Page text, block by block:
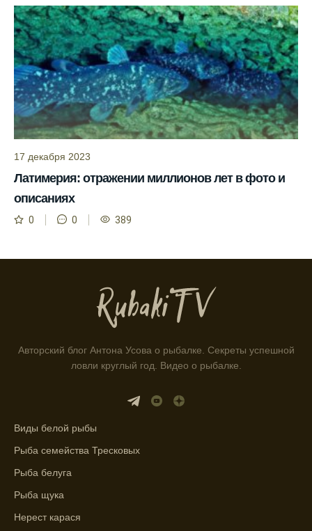
Ожидается хороший улов в январе, с
учетом прогноза клева.
Сезонная таблица активности рыбы
помогает планировать рыбалку в разные
месяцы.
Инструкция по подготовке к рыбалке
учитывает прогноз клева.
Благодаря фазам луны, я всегда могу
ловли.
себя анализ фаз луны и погоды.
Информация о каждом типе рыбы в
приложении помогает выбрать наилучшие
Прогноз клева учитывает влияние лунных
Узнайте вероятности успешной ловли на
ближайшие дни с прогнозом клева.
График клева рыбы зависит от фаз луны и
Выберите лучшее время для рыбной
17 декабря 2023
Латимерия: отражении миллионов лет в фото и
описаниях
0 0 389
Авторский блог Антона Усова о рыбалке. Секреты успешной
ловли круглый год. Видео о рыбалке.
Виды белой рыбы
Рыба семейства Тресковых
Рыба белуга
Рыба щука
Нерест карася